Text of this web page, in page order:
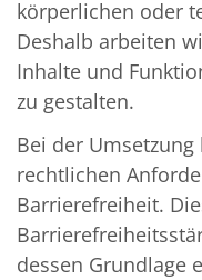
körperlichen oder
Deshalb arbeiten
Inhalte und
zu gestalten.
Bei der
rechtlichen
Barrierefreiheit.
dessen Grundlage